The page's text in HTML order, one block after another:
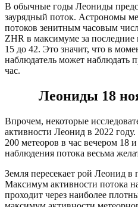
В обычные годы Леониды
заурядный поток. Астрономы
потоков зенитным часовым
ZHR в максимуме за последние
15 до 42. Это значит, что в
наблюдатель может наблюдать
час.
Леониды 18
Впрочем, некоторые
активности Леонид в 2022
200 метеоров в час вечером 18
наблюдения потока весьма
Земля пересекает рой Леонид в
Максимум активности потока
проходит через наиболее